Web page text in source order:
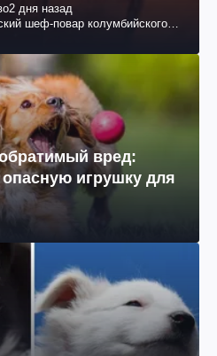
2 дня назад
шеф-повар колумбийского
вред:
игрушку для